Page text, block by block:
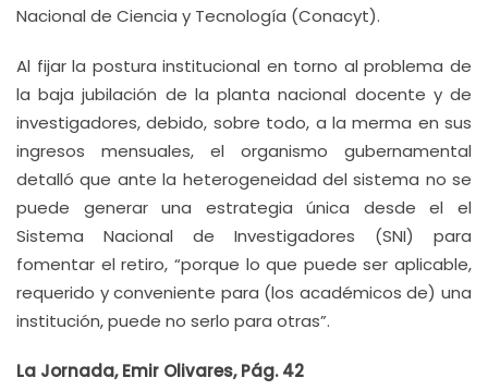
Nacional de Ciencia y Tecnología (Conacyt).
Al fijar la postura institucional en torno al problema de
la baja jubilación de la planta nacional docente y de
investigadores, debido, sobre todo, a la merma en sus
ingresos mensuales, el organismo gubernamental
detalló que ante la heterogeneidad del sistema no se
puede generar una estrategia única desde el el
Sistema Nacional de Investigadores (SNI) para
fomentar el retiro, “porque lo que puede ser aplicable,
requerido y conveniente para (los académicos de) una
institución, puede no serlo para otras”.
La Jornada, Emir Olivares, Pág. 42